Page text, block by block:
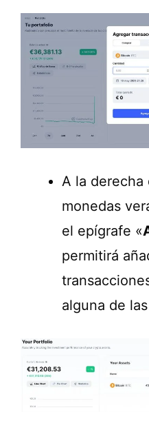
A la derecha
monedas
el epígrafe «
permitirá
alguna de